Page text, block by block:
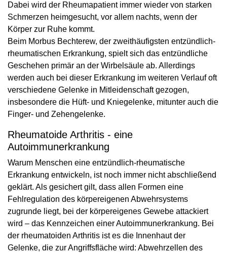
Dabei wird der Rheumapatient immer wieder von starken
Schmerzen heimgesucht, vor allem nachts, wenn der
Körper zur Ruhe kommt.
Beim Morbus Bechterew, der zweithäufigsten entzündlich-
rheumatischen Erkrankung, spielt sich das entzündliche
Geschehen primär an der Wirbelsäule ab. Allerdings
werden auch bei dieser Erkrankung im weiteren Verlauf oft
verschiedene Gelenke in Mitleidenschaft gezogen,
insbesondere die Hüft- und Kniegelenke, mitunter auch die
Finger- und Zehengelenke.
Rheumatoide Arthritis - eine
Autoimmunerkrankung
Warum Menschen eine entzündlich-rheumatische
Erkrankung entwickeln, ist noch immer nicht abschließend
geklärt. Als gesichert gilt, dass allen Formen eine
Fehlregulation des körpereigenen Abwehrsystems
zugrunde liegt, bei der körpereigenes Gewebe attackiert
wird – das Kennzeichen einer Autoimmunerkrankung. Bei
der rheumatoiden Arthritis ist es die Innenhaut der
Gelenke, die zur Angriffsfläche wird: Abwehrzellen des